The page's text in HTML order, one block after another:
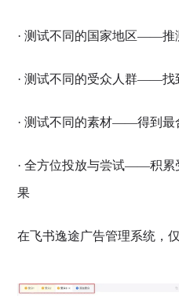
· 测试不同的国家地区——推
· 测试不同的受众人群——找
· 测试不同的素材——得到最
· 全方位投放与尝试——积累
果
在飞书逸途广告管理系统，